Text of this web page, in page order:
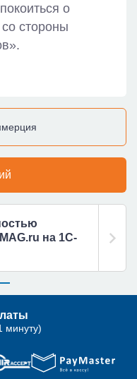
о
стороны
на 1С-
минуту)